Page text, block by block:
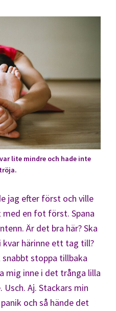
lite mindre och hade inte
jag efter först och ville
en fot först. Spana
Är det bra här? Ska
kvar härinne ett tag till?
snabbt stoppa tillbaka
mig inne i det trånga lilla
Aj. Stackars min
och så hände det